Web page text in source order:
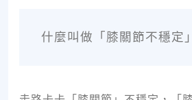
什麼叫做「膝關節不穩定